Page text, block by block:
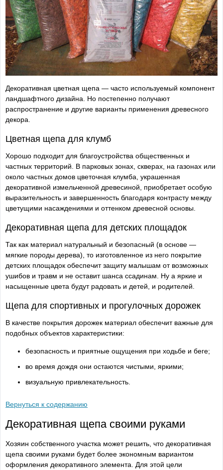
Декоративная цветная щепа — часто используемый компонент
ландшафтного дизайна. Но постепенно получают
распространение и другие варианты применения древесного
декора.
Цветная щепа для клумб
Хорошо подходит для благоустройства общественных и
частных территорий. В парковых зонах, скверах, на газонах или
около частных домов цветочная клумба, украшенная
декоративной измельченной древесиной, приобретает особую
выразительность и завершенность благодаря контрасту между
цветущими насаждениями и оттенком древесной основы.
Декоративная щепа для детских площадок
Так как материал натуральный и безопасный (в основе —
мягкие породы дерева), то изготовленное из него покрытие
детских площадок обеспечит защиту малышам от возможных
ушибов и травм и не оставит шанса ссадинам. Ну а яркие и
насыщенные цвета будут радовать и детей, и родителей.
Щепа для спортивных и прогулочных дорожек
В качестве покрытия дорожек материал обеспечит важные для
подобных объектов характеристики:
безопасность и приятные ощущения при ходьбе и беге;
во время дождя они остаются чистыми, яркими;
визуальную привлекательность.
Вернуться к содержанию
Декоративная щепа своими руками
Хозяин собственного участка может решить, что декоративная
щепа своими руками будет более экономным вариантом
оформления декоративного элемента. Для этой цели